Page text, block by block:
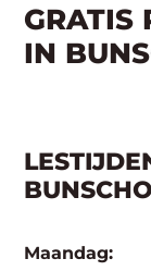
GRATIS
IN
Maandag: